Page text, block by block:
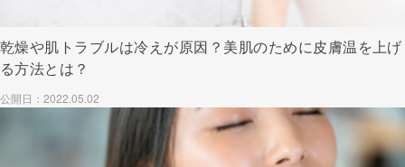
乾燥や肌トラブルは冷えが原因？美肌のために皮膚温を上げ
る方法とは？
公開日：2022.05.02